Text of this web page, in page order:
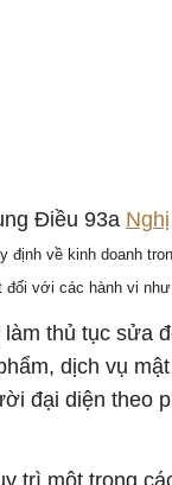
Điều 93a Nghị
định về kinh doanh
đối với các hành vi
thủ tục sửa
dịch vụ
đại diện theo
trì một trong